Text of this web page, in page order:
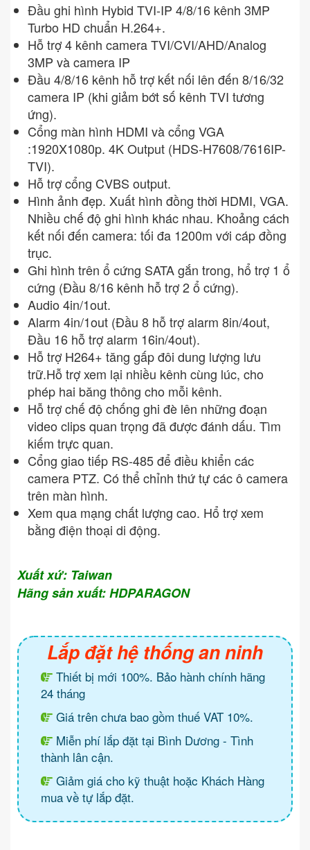
Đầu ghi hình Hybid TVI-IP 4/8/16 kênh 3MP
Turbo HD chuẩn H.264+.
Hỗ trợ 4 kênh camera TVI/CVI/AHD/Analog
3MP và camera IP
Đầu 4/8/16 kênh hỗ trợ kết nối lên đến 8/16/32
camera IP (khi giảm bớt số kênh TVI tương
ứng).
Cổng màn hình HDMI và cổng VGA
:1920X1080p. 4K Output (HDS-H7608/7616IP-
TVI).
Hỗ trợ cổng CVBS output.
Hình ảnh đẹp. Xuất hình đồng thời HDMI, VGA.
Nhiều chế độ ghi hình khác nhau. Khoảng cách
kết nối đến camera: tối đa 1200m với cáp đồng
trục.
Ghi hình trên ổ cứng SATA gắn trong, hổ trợ 1 ổ
cứng (Đầu 8/16 kênh hỗ trợ 2 ổ cứng).
Audio 4in/1out.
Alarm 4in/1out (Đầu 8 hỗ trợ alarm 8in/4out,
Đầu 16 hỗ trợ alarm 16in/4out).
Hỗ trợ H264+ tăng gấp đôi dung lượng lưu
trữ.Hỗ trợ xem lại nhiều kênh cùng lúc, cho
phép hai băng thông cho mỗi kênh.
Hỗ trợ chế độ chống ghi đè lên những đoạn
video clips quan trọng đã được đánh dấu. Tìm
kiếm trực quan.
Cổng giao tiếp RS-485 để điều khiển các
camera PTZ. Có thể chỉnh thứ tự các ô camera
trên màn hình.
Xem qua mạng chất lượng cao. Hổ trợ xem
bằng điện thoại di động.
Xuất xứ: Taiwan
Hãng sản xuất: HDPARAGON
Lắp đặt hệ thống an ninh
Thiết bị mới 100%. Bảo hành chính hãng
24 tháng
Giá trên chưa bao gồm thuế VAT 10%.
Miễn phí lắp đặt tại Bình Dương - Tình
thành lân cận.
Giảm giá cho kỹ thuật hoặc Khách Hàng
mua về tự lắp đặt.